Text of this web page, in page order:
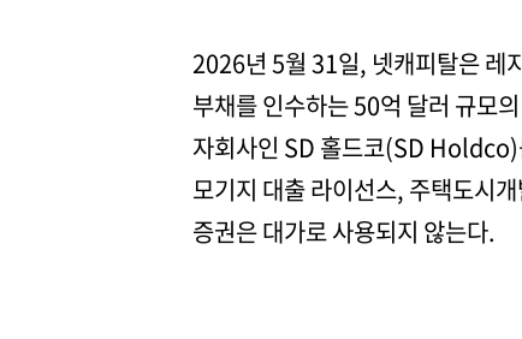
2026년 5월 31일, 넷캐피탈은 레
부채를 인수하는 50억 달러 규모
자회사인 SD 홀드코(SD Holdco)
모기지 대출 라이선스, 주택도시
증권은 대가로 사용되지 않는다.